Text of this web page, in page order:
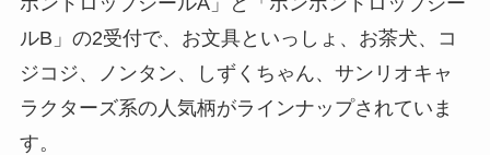
ルB」の2受付で、お文具といっしょ、お茶犬、コ
ジコジ、ノンタン、しずくちゃん、サンリオキャ
ラクターズ系の人気柄がラインナップされていま
す。